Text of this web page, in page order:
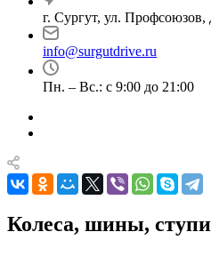
г. Сургут, ул. Профсоюзов,
info@surgutdrive.ru
Пн. – Вс.: с 9:00 до 21:00
Колеса, шины,